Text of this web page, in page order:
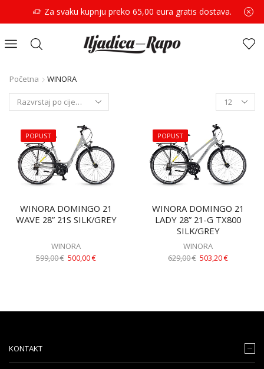
Za svaku kupnju preko 65,00 eura gratis dostava.
Početna WINORA
POPUST
WINORA DOMINGO 21
WAVE 28” 21S SILK/GREY
WINORA
599,00€ 500,00€
POPUST
WINORA DOMINGO 21
LADY 28” 21-G TX800
SILK/GREY
WINORA
629,00€ 503,20€
KONTAKT